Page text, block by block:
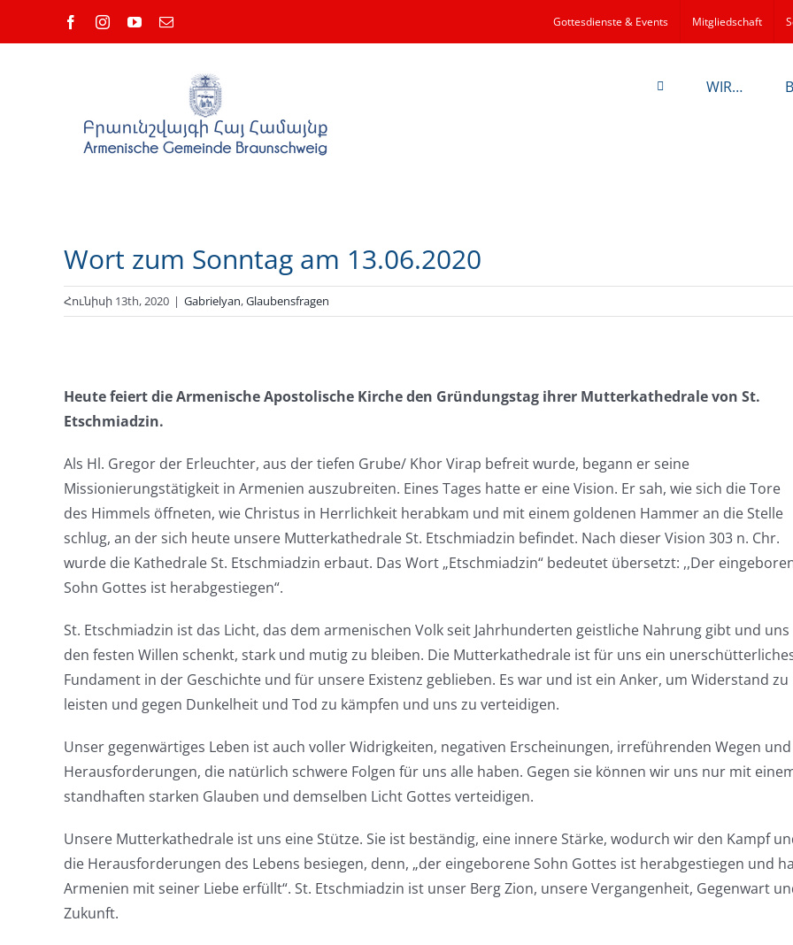
FacebookInstagramYouTubeEmail Gottesdienste & Events Mitgliedschaft
WIR…
Wort zum Sonntag am 13.06.2020
Հունիսի 13th, 2020 | Gabrielyan,Glaubensfragen
Heute feiert die Armenische Apostolische Kirche den Gründungstag ihrer Mutterkathedrale von St.
Etschmiadzin.
Als Hl. Gregor der Erleuchter, aus der tiefen Grube/ Khor Virap befreit wurde, begann er seine
Missionierungstätigkeit in Armenien auszubreiten. Eines Tages hatte er eine Vision. Er sah, wie sich die Tore
des Himmels öffneten, wie Christus in Herrlichkeit herabkam und mit einem goldenen Hammer an die Stelle
schlug, an der sich heute unsere Mutterkathedrale St. Etschmiadzin befindet. Nach dieser Vision 303 n. Chr.
wurde die Kathedrale St. Etschmiadzin erbaut. Das Wort „Etschmiadzin“ bedeutet übersetzt: ,,Der
Sohn Gottes ist herabgestiegen“.
St. Etschmiadzin ist das Licht, das dem armenischen Volk seit Jahrhunderten geistliche Nahrung gibt und uns
den festen Willen schenkt, stark und mutig zu bleiben. Die Mutterkathedrale ist für uns ein
Fundament in der Geschichte und für unsere Existenz geblieben. Es war und ist ein Anker, um Widerstand zu
leisten und gegen Dunkelheit und Tod zu kämpfen und uns zu verteidigen.
Unser gegenwärtiges Leben ist auch voller Widrigkeiten, negativen Erscheinungen, irreführenden Wegen und
Herausforderungen, die natürlich schwere Folgen für uns alle haben. Gegen sie können wir uns nur mit
standhaften starken Glauben und demselben Licht Gottes verteidigen.
Unsere Mutterkathedrale ist uns eine Stütze. Sie ist beständig, eine innere Stärke, wodurch wir den Kampf
die Herausforderungen des Lebens besiegen, denn, „der eingeborene Sohn Gottes ist herabgestiegen und
Armenien mit seiner Liebe erfüllt“. St. Etschmiadzin ist unser Berg Zion, unsere Vergangenheit, Gegenwart
Zukunft.